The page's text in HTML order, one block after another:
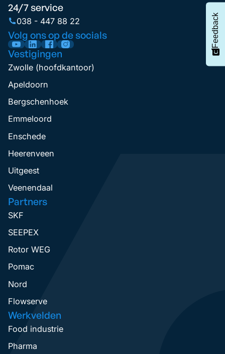
24/7 service
038 - 447 88 22
Volg ons op de socials
Vestigingen
Zwolle (hoofdkantoor)
Apeldoorn
Bergschenhoek
Emmeloord
Enschede
Heerenveen
Uitgeest
Veenendaal
Partners
SKF
SEEPEX
Rotor WEG
Pomac
Nord
Flowserve
Werkvelden
Food industrie
Pharma
Feedback